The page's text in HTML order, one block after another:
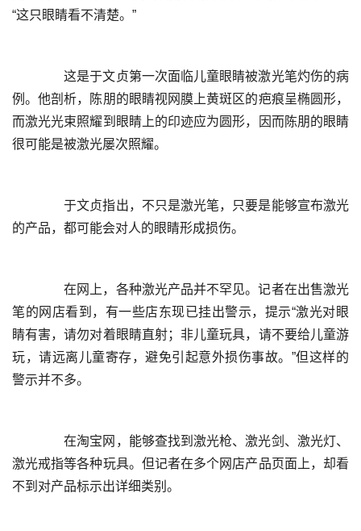
例。他剖析，陈朋的眼睛视网膜上黄斑区的疤痕呈椭圆形，
而激光光束照耀到眼睛上的印迹应为圆形，因而陈朋的眼睛
笔的网店看到，有一些店东现已挂出警示，提示“激光对眼
睛有害，请勿对着眼睛直射；非儿童玩具，请不要给儿童游
玩，请远离儿童寄存，避免引起意外损伤事故。”但这样的
激光戒指等各种玩具。但记者在多个网店产品页面上，却看